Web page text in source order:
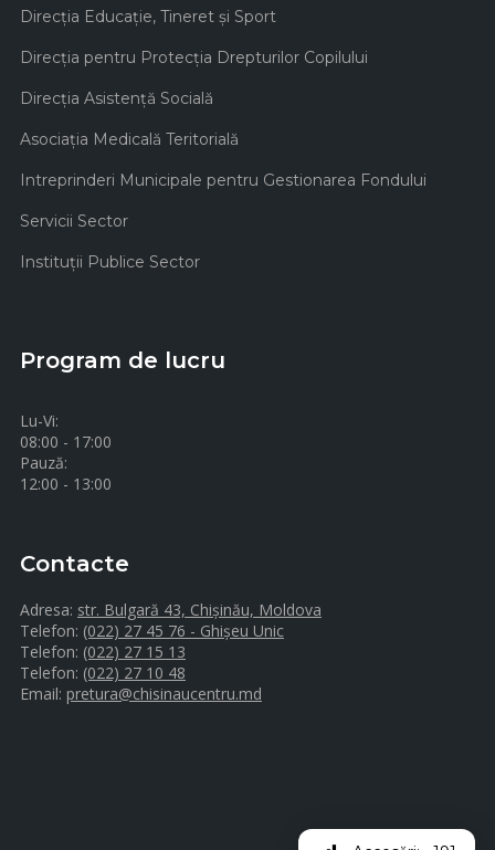
Direcţia Educaţie, Tineret şi Sport
Direcţia pentru Protecţia Drepturilor Copilului
Direcţia Asistenţă Socială
Asociaţia Medicală Teritorială
Intreprinderi Municipale pentru Gestionarea Fondului
Servicii Sector
Instituţii Publice Sector
Program de lucru
Lu-Vi:
08:00 - 17:00
Pauză:
12:00 - 13:00
Contacte
Adresa: str. Bulgară 43, Chișinău, Moldova
Telefon: (022) 27 45 76 - Ghișeu Unic
Telefon: (022) 27 15 13
Telefon: (022) 27 10 48
Email: pretura@chisinaucentru.md